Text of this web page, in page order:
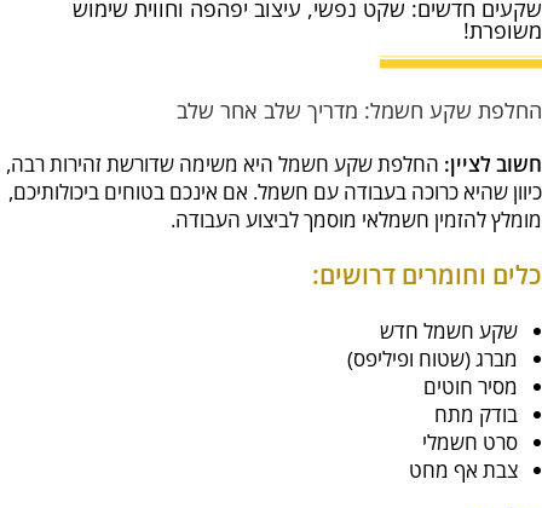
format_underlined הוסף קו תחתון לקישורים
סמן קישורים
לאפס את כל האפשרויות
cached
שקעים חדשים: שקט נפשי, עיצוב יפהפה וחווית שימוש
משופרת!
החלפת שקע חשמל: מדריך שלב אחר שלב
חשוב לציין: החלפת שקע חשמל היא משימה שדורשת זהירות רבה,
כיוון שהיא כרוכה בעבודה עם חשמל. אם אינכם בטוחים ביכולותיכם,
מומלץ להזמין חשמלאי מוסמך לביצוע העבודה.
כלים וחומרים דרושים:
שקע חשמל חדש
מברג (שטוח ופיליפס)
מסיר חוטים
בודק מתח
סרט חשמלי
צבת אף מחט